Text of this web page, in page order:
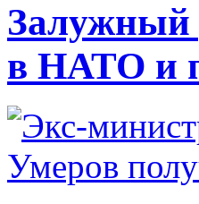
Залужный
в НАТО и